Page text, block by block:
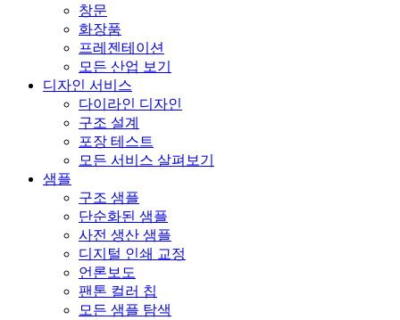
창문
화장품
프레젠테이션
모든 산업 보기
디자인 서비스
다이라인 디자인
구조 설계
포장 테스트
모든 서비스 살펴보기
샘플
구조 샘플
단순화된 샘플
사전 생산 샘플
디지털 인쇄 교정
언론보도
팬톤 컬러 칩
모든 샘플 탐색